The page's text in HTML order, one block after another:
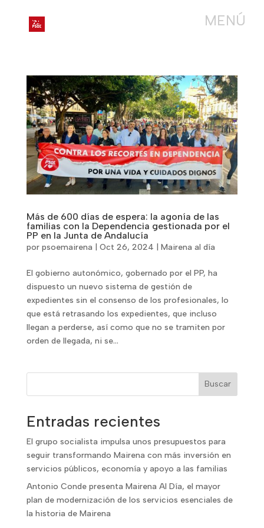
Más de 600 días de espera: la agonía de las
familias con la Dependencia gestionada por el
PP en la Junta de Andalucía
por psoemairena Oct 26, 2024 Mairena al día
El gobierno autonómico, gobernado por el PP, ha
dispuesto un nuevo sistema de gestión de
expedientes sin el consenso de los profesionales, lo
que está retrasando los expedientes, que incluso
llegan a perderse, así como que no se tramiten por
orden de llegada, ni se...
Buscar
Entradas recientes
El grupo socialista impulsa unos presupuestos para
seguir transformando Mairena con más inversión en
servicios públicos, economía y apoyo a las familias
Antonio Conde presenta Mairena Al Día, el mayor
plan de modernización de los servicios esenciales de
la historia de Mairena